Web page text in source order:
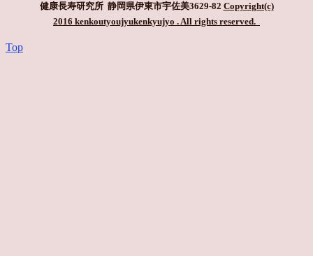
健康長寿研究所 静岡県伊東市宇佐美3629-82 Copyright(c)
2016 kenkoutyoujyukenkyujyo . All rights reserved.
Top